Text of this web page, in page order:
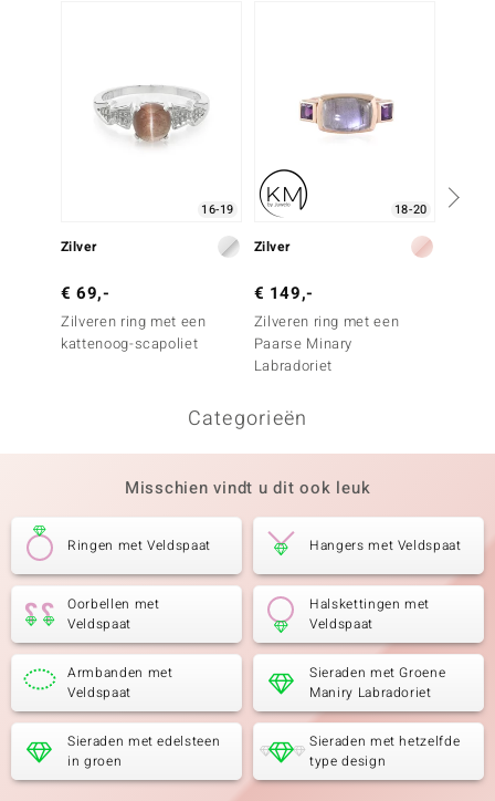
16-19
Zilver
€ 69,-
Zilveren ring met een
kattenoog-scapoliet
18-20
Zilver
€ 149,-
Zilveren ring met een
Paarse Minary
Labradoriet
Categorieën
Misschien vindt u dit ook leuk
Ringen met Veldspaat Hangers met Veldspaat
Oorbellen met
Veldspaat
Halskettingen met
Veldspaat
Armbanden met
Veldspaat
Sieraden met Groene
Maniry Labradoriet
Sieraden met edelsteen
in groen
Sieraden met hetzelfde
type design